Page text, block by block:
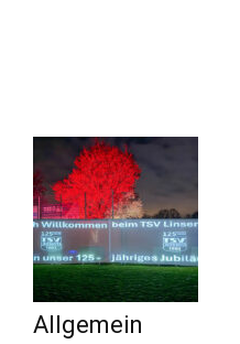
Allgemein